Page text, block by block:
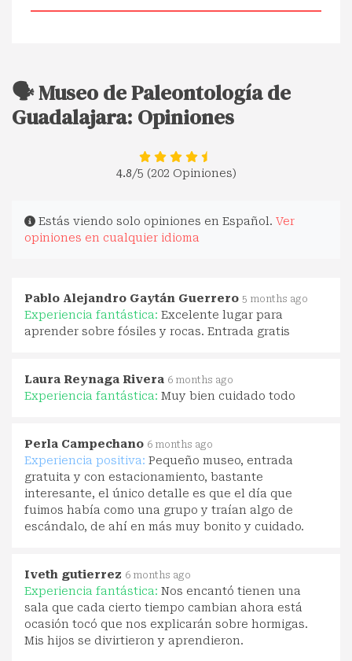
🗣️ Museo de Paleontología de
Guadalajara: Opiniones
4.8/5 (202 Opiniones)
Estás viendo solo opiniones en Español. Ver
opiniones en cualquier idioma
Pablo Alejandro Gaytán Guerrero 5 months ago
Experiencia fantástica: Excelente lugar para
aprender sobre fósiles y rocas. Entrada gratis
Laura Reynaga Rivera 6 months ago
Experiencia fantástica: Muy bien cuidado todo
Perla Campechano 6 months ago
Experiencia positiva: Pequeño museo, entrada
gratuita y con estacionamiento, bastante
interesante, el único detalle es que el día que
fuimos había como una grupo y traían algo de
escándalo, de ahí en más muy bonito y cuidado.
Iveth gutierrez 6 months ago
Experiencia fantástica: Nos encantó tienen una
sala que cada cierto tiempo cambian ahora está
ocasión tocó que nos explicarán sobre hormigas.
Mis hijos se divirtieron y aprendieron.